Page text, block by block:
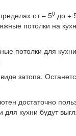
от – 50 до +
потолки на
потолки для
затопа.
достаточно
кухни будут